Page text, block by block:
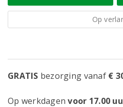
Op
GRATIS bezorging vanaf €
Op werkdagenvoor 17.00